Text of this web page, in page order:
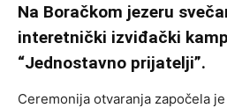
Na Boračkom jezeru
interetnički izviđački
“Jednostavno prijatelji”.
Ceremonija otvaranja započela